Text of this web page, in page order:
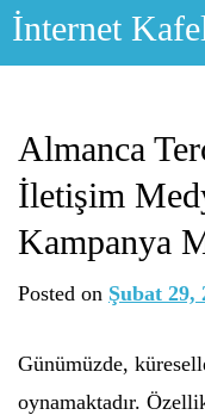
Skip
İnternet
Almanca
İletişim
Kampanya
Posted on Şubat 29,
Günümüzde,
oynamaktadır.